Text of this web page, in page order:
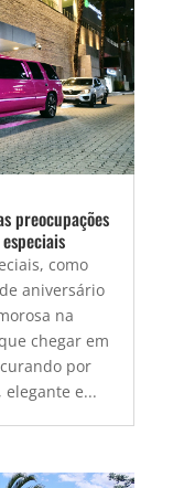
preocupações
como
aniversário
na
chegar em
por
e...